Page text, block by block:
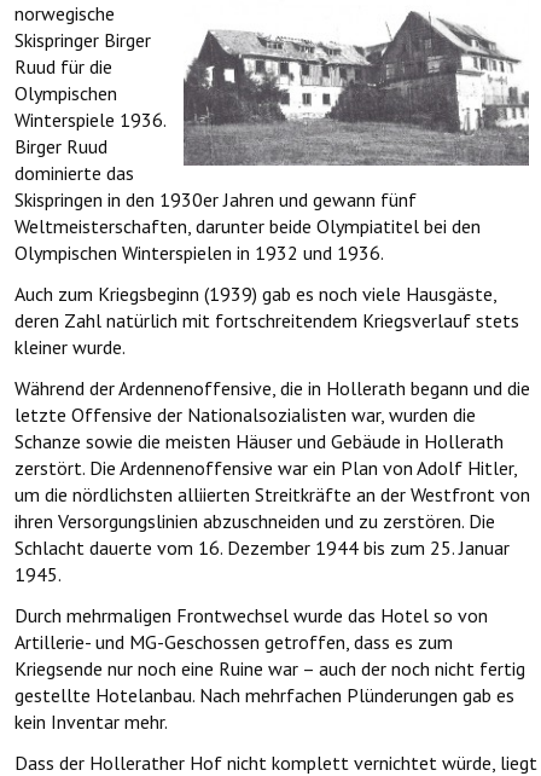
norwegische
Skispringer Birger
Ruud für die
Olympischen
Winterspiele 1936.
Birger Ruud
dominierte das
Skispringen in den 1930er Jahren und gewann fünf
Weltmeisterschaften, darunter beide Olympiatitel bei den
Olympischen Winterspielen in 1932 und 1936.
Auch zum Kriegsbeginn (1939) gab es noch viele Hausgäste,
deren Zahl natürlich mit fortschreitendem Kriegsverlauf stets
kleiner wurde.
Während der Ardennenoffensive, die in Hollerath begann und die
letzte Offensive der Nationalsozialisten war, wurden die
Schanze sowie die meisten Häuser und Gebäude in Hollerath
zerstört. Die Ardennenoffensive war ein Plan von Adolf Hitler,
um die nördlichsten alliierten Streitkräfte an der Westfront von
ihren Versorgungslinien abzuschneiden und zu zerstören. Die
Schlacht dauerte vom 16. Dezember 1944 bis zum 25. Januar
1945.
Durch mehrmaligen Frontwechsel wurde das Hotel so von
Artillerie- und MG-Geschossen getroffen, dass es zum
Kriegsende nur noch eine Ruine war – auch der noch nicht fertig
gestellte Hotelanbau. Nach mehrfachen Plünderungen gab es
kein Inventar mehr.
Dass der Hollerather Hof nicht komplett vernichtet würde, liegt